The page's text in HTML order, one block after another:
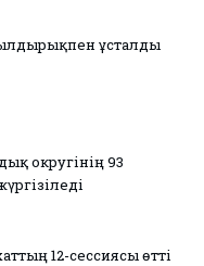
ұсталды
округінің 93
12-сессиясы өтті